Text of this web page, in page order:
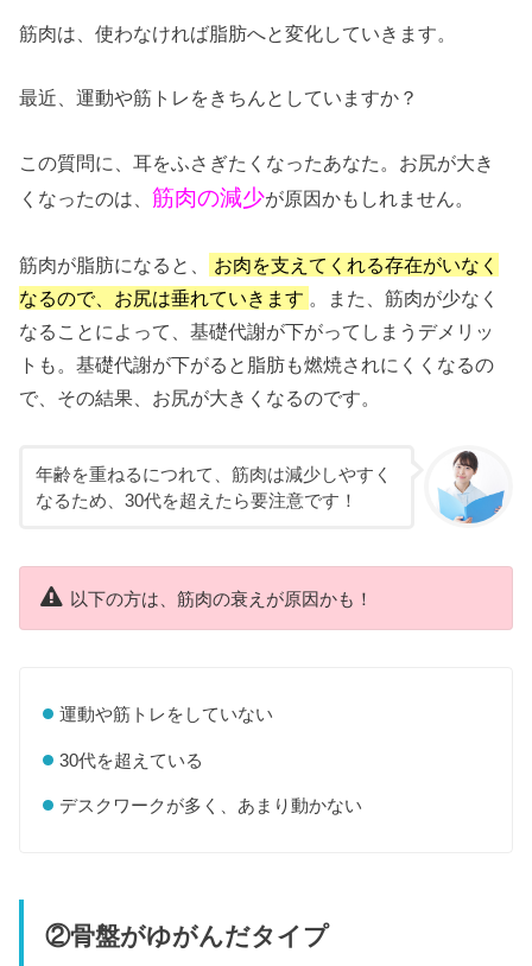
筋肉は、使わなければ脂肪へと変化していきます。
最近、運動や筋トレをきちんとしていますか？
この質問に、耳をふさぎたくなったあなた。お尻が大き
くなったのは、筋肉の減少が原因かもしれません。
筋肉が脂肪になると、
お肉を支えてくれる存在がいなく
なるので、お尻は垂れていきます 。また、筋肉が少なく
なることによって、基礎代謝が下がってしまうデメリッ
トも。基礎代謝が下がると脂肪も燃焼されにくくなるの
で、その結果、お尻が大きくなるのです。
年齢を重ねるにつれて、筋肉は減少しやすく
なるため、30代を超えたら要注意です！
以下の方は、筋肉の衰えが原因かも！
運動や筋トレをしていない
30代を超えている
デスクワークが多く、あまり動かない
②骨盤がゆがんだタイプ